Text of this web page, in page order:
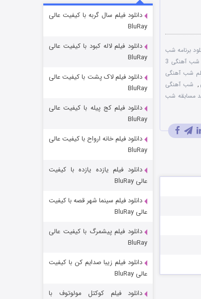
برنامه شب
دانلود شب‌ آهنگی 3
شب‌ آهنگی
, شب‌ آهنگی
مسابقه شب‌
شوگر فصل ۲
قسمت
خاندان اژدها فصل ۳
جادوگری در مغولستان
دانلود فیلم سال گربه با کیفیت عالی
BluRay
دانلود فیلم لاله کبود با کیفیت عالی
BluRay
دانلود فیلم لاک پشت با کیفیت عالی
BluRay
دانلود فیلم کج‌ پیله با کیفیت عالی
BluRay
دانلود فیلم خانه ارواح با کیفیت عالی
BluRay
دانلود فیلم یازده یازده با کیفیت
عالی BluRay
دانلود فیلم سینما شهر قصه با کیفیت
عالی BluRay
دانلود فیلم پیشمرگ با کیفیت عالی
BluRay
دانلود فیلم زیبا صدایم کن با کیفیت
عالی BluRay
دانلود فیلم کوکتل مولوتوف با